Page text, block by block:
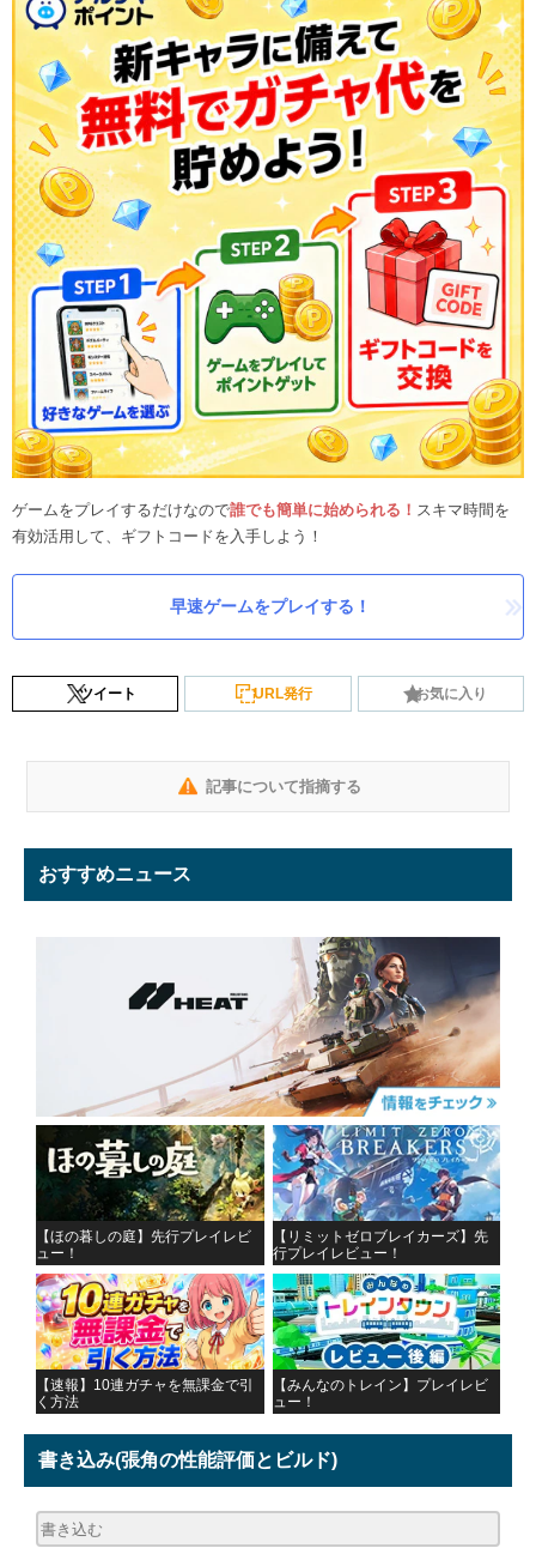
ゲームをプレイするだけなので誰でも簡単に始められる！ スキマ時間を
有効活用して、ギフトコードを入手しよう！
早速ゲームをプレイする！
ツイート URL発行 お気に入り
記事について指摘する
おすすめニュース
【ほの暮しの庭】先行プレイレビ
ュー！
【リミットゼロブレイカーズ】先
行プレイレビュー！
【速報】10連ガチャを無課金で引
く方法
【みんなのトレイン】プレイレビ
ュー！
書き込み(張角の性能評価とビルド)